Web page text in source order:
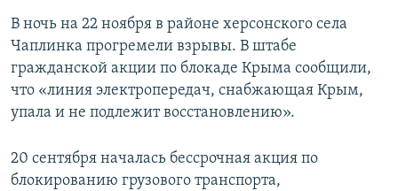
В ночь на 22 ноября в районе херсонского села
Чаплинка прогремели взрывы. В штабе
гражданской акции по блокаде Крыма сообщили,
что «линия электропередач, снабжающая Крым,
упала и не подлежит восстановлению».
20 сентября началась бессрочная акция по
блокированию грузового транспорта,